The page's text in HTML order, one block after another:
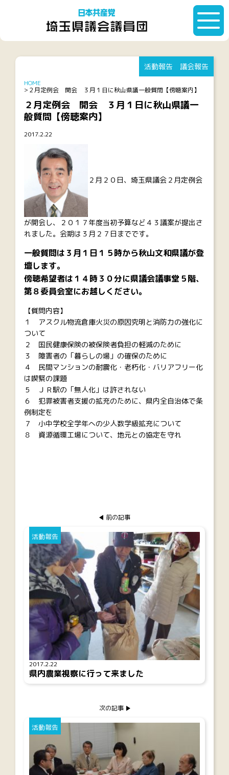
HOME
２月定例会 開会 ３月１日に秋山県議一般質問【傍聴案内】
２月定例会 開会 ３月１日に秋山県議一
般質問【傍聴案内】
2017.2.22
活動報告 議会報告
２月２０日、埼玉県議会２月定例会
が開会し、２０１７年度当初予算など４３議案が提出さ
れました。会期は３月２７日までです。
一般質問は３月１日１５時から秋山文和県議が登
壇します。
傍聴希望者は１４時３０分に県議会議事堂５階、
第８委員会室にお越しください。
【質問内容】
１ アスクル物流倉庫火災の原因究明と消防力の強化に
ついて
２ 国民健康保険の被保険者負担の軽減のために
３ 障害者の「暮らしの場」の確保のために
４ 民間マンションの耐震化・老朽化・バリアフリー化
は喫緊の課題
５ ＪＲ駅の「無人化」は許されない
６ 犯罪被害者支援の拡充のために、県内全自治体で条
例制定を
７ 小中学校全学年への少人数学級拡充について
８ 資源循環工場について、地元との協定を守れ
前の記事
2017.2.22
活動報告
県内農業視察に行って来ました
活動報告
次の記事